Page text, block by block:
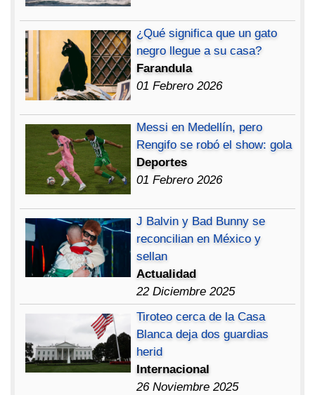
¿Qué significa que un gato
negro llegue a su casa?
Farandula
01 Febrero 2026
Messi en Medellín, pero
Rengifo se robó el show: gola
Deportes
01 Febrero 2026
J Balvin y Bad Bunny se
reconcilian en México y
sellan
Actualidad
22 Diciembre 2025
Tiroteo cerca de la Casa
Blanca deja dos guardias
herid
Internacional
26 Noviembre 2025